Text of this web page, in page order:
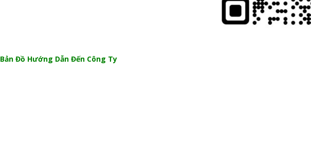
Bản Đồ Hướng Dẫn Đến Công Ty